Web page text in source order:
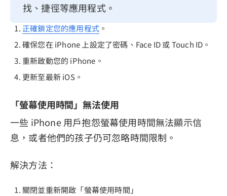
找、捷徑等應用程式。
正確鎖定您的應用程式 。
確保您在 iPhone 上設定了密碼、Face ID 或 Touch ID。
重新啟動您的 iPhone。
更新至最新 iOS。
「螢幕使用時間」無法使用
一些 iPhone 用戶抱怨螢幕使用時間無法顯示信
息，或者他們的孩子仍可忽略時間限制。
解決方法：
關閉並重新開啟「螢幕使用時間」